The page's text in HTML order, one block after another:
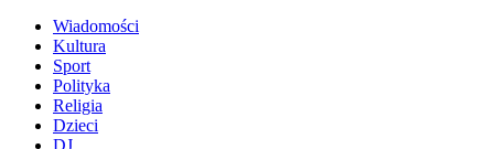
Wiadomości
Kultura
Sport
Polityka
Religia
Dzieci